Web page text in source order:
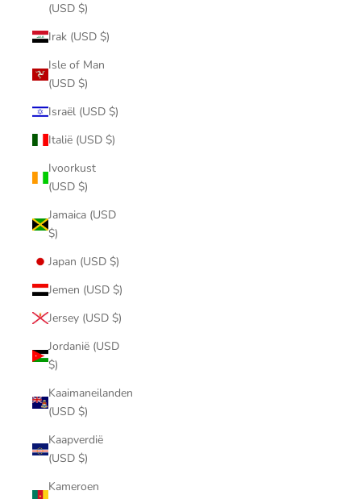
(USD $)
Irak (USD $)
Isle of Man
(USD $)
Israël (USD $)
Italië (USD $)
Ivoorkust
(USD $)
Jamaica (USD
$)
Japan (USD $)
Jemen (USD $)
Jersey (USD $)
Jordanië (USD
$)
Kaaimaneilanden
(USD $)
Kaapverdië
(USD $)
Kameroen